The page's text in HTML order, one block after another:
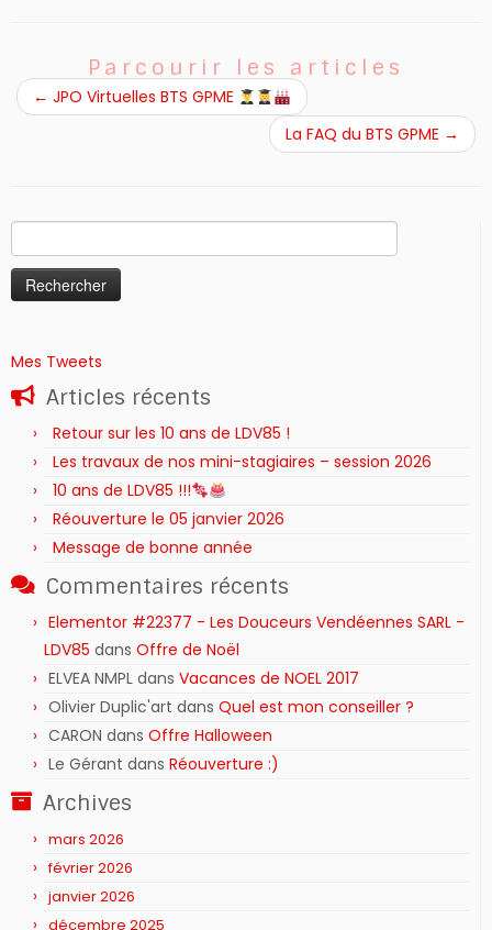
Parcourir les articles
← JPO Virtuelles BTS GPME
La FAQ du BTS GPME →
Mes Tweets
Articles récents
Retour sur les 10 ans de LDV85 !
Les travaux de nos mini-stagiaires – session 2026 ‍‍‍‍‍
10 ans de LDV85 !!!
Réouverture le 05 janvier 2026
Message de bonne année
Commentaires récents
Elementor #22377 - Les Douceurs Vendéennes SARL -
LDV85 dans Offre de Noël
ELVEA NMPL dans Vacances de NOEL 2017
Olivier Duplic'art dans Quel est mon conseiller ?
CARON dans Offre Halloween
Le Gérant dans Réouverture :)
Archives
mars 2026
février 2026
janvier 2026
décembre 2025